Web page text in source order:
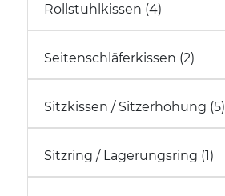
Rollstuhlkissen (4)
Seitenschläferkissen (2)
Sitzkissen / Sitzerhöhung (5)
Sitzring / Lagerungsring (1)